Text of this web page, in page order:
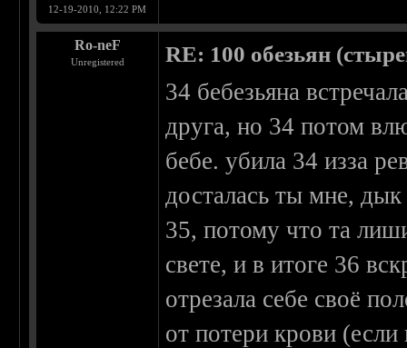
12-19-2010, 12:22 PM
Ro-neF
Unregistered RE: 100 обезьян
34 бебезьяна
друга, но 34 потом
бебе. убила 34 изза
досталась ты мне,
35, потому что та
свете, и в итоге 36
отрезала себе своё
от потери крови